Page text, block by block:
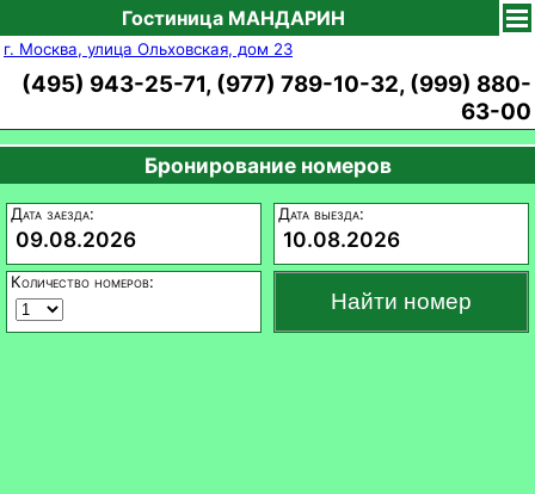
Гостиница МАНДАРИН
г. Москва, улица Ольховская, дом 23
(495) 943-25-71, (977) 789-10-32, (999) 880-
63-00
Бронирование номеров
Дата заезда:
09.08.2026
Дата выезда:
10.08.2026
Количество номеров: